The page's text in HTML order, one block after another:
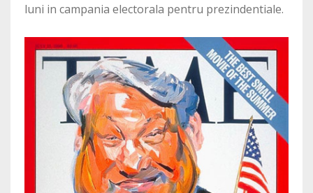
luni in campania electorala pentru prezindentiale.